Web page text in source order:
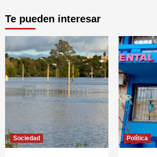
Te pueden interesar
Sociedad Política